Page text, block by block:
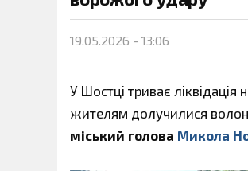
19.05.2026 - 13:06
У Шостці триває
жителям долучилися
міський голова Микола